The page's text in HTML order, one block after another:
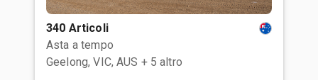
340 Articoli
Asta a tempo
Geelong, VIC, AUS + 5 altro